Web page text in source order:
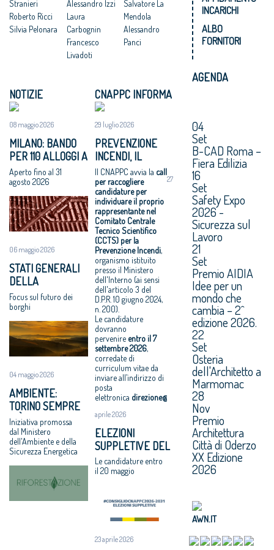
Stranieri
Roberto Ricci
Silvia Pelonara
Alessandro Izzi
Laura
Carbognin
Francesco
Livadoti
Salvatore La
Mendola
Alessandro
Panci
NOTIZIE
08 maggio 2026
MILANO: BANDO
PER 110 ALLOGGI A
NIGUARDA E
GIAMBELLINO
Aperto fino al 31
agosto 2026
06 maggio 2026
STATI GENERALI
DELLA
BELLEZZA: A
OFFIDA L’11 E IL 12
GIUGNO
Focus sul futuro dei
borghi
04 maggio 2026
AMBIENTE:
TORINO SEMPRE
PIÙ GREEN CON
“RIFORESTAZIONE”
Iniziativa promossa
dal Ministero
dell'Ambiente e della
Sicurezza Energetica
CNAPPC INFORMA
29 luglio 2026
PREVENZIONE
INCENDI, IL
CNAPPC CERCA
UN ESPERTO PER
IL COMITATO
CENTRALE
TECNICO
SCIENTIFICO
Il CNAPPC avvia la call
per raccogliere
candidature per
individuare il proprio
rappresentante nel
Comitato Centrale
Tecnico Scientifico
(CCTS) per la
Prevenzione Incendi,
organismo istituito
presso il Ministero
dell'Interno (ai sensi
dell'articolo 3 del
D.P.R. 10 giugno 2024,
n. 200).
Le candidature
dovranno
pervenire entro il7
settembre 2026,
corredate di
curriculum vitae da
inviare all’indirizzo di
posta
elettronica direzione@cnappc.it.
27
aprile 2026
ELEZIONI
SUPPLETIVE DEL
CNAPPC: LE
VOTAZIONI IL 9
Le candidature entro
il 20 maggio
23 aprile 2026
INCARICHI
ALBO
FORNITORI
AGENDA
04
Set
B-CAD Roma –
Fiera Edilizia
16
Set
Safety Expo
2026 -
Sicurezza sul
Lavoro
21
Set
Premio AIDIA
Idee per un
mondo che
cambia – 2^
edizione 2026.
22
Set
Osteria
dell'Architetto a
Marmomac
28
Nov
Premio
Architettura
Città di Oderzo
XX Edizione
2026
AWN.IT